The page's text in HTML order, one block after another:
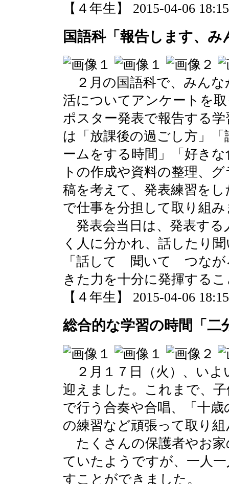
【４年生】 2015-04-06
国語科「報告します、み
２月の国語科で、みんな
活についてアンケートを
ポスター発表で報告する
は「放課後の過ごし方」
ームをする時間」「好き
トの作成や資料の整理、
稿を考えて、発表練習を
で仕事を分担して取り組
発表会当日は、発表する
く人に分かれ、話したり
「話して 聞いて つなが
きた力を十分に発揮する
【４年生】 2015-04-06
総合的な学習の時間「二
２月１７日（火）、いよ
迎えました。これまで、
で行う合奏や合唱、「十
の練習など頑張って取り
たくさんの保護者やお
ていたようですが、一人
すことができました。